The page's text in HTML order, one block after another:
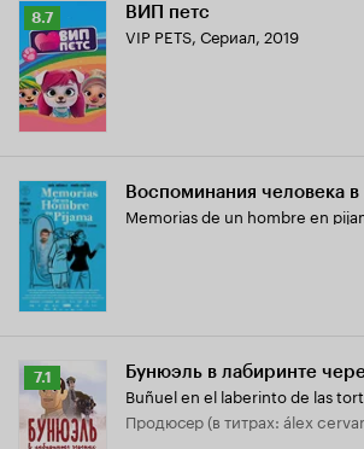
Рейтинг
Кинопоиска
8.7
8.7 ВИП петс
VIP PETS, Сериал, 2019
Воспоминания человека
Memorias de un hombre en
Рейтинг
Кинопоиска
7.1
7.1 Бунюэль в лабиринте
Buñuel en el laberinto de las
продюсер (в титрах: álex